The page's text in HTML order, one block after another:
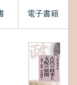
電子書籍